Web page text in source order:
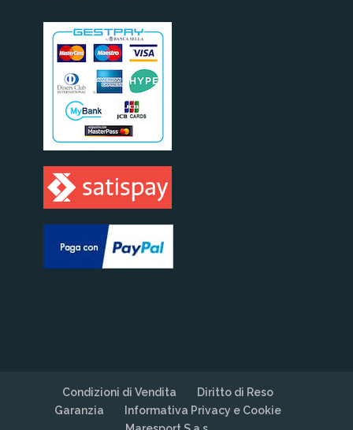
Condizioni di Vendita
Diritto di Reso
Garanzia
Informativa Privacy e Cookie